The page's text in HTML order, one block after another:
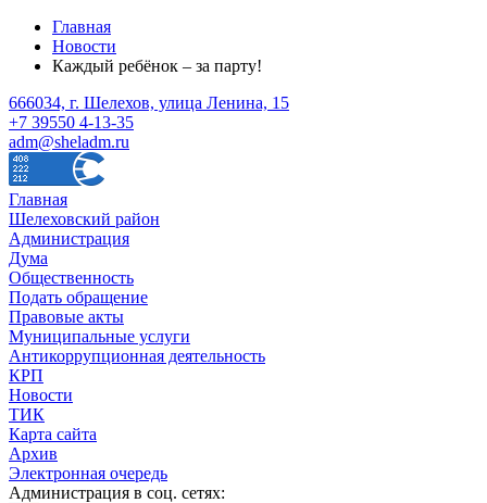
Главная
Новости
Каждый ребёнок – за парту!
666034, г. Шелехов, улица Ленина, 15
+7 39550 4-13-35
adm@sheladm.ru
Главная
Шелеховский район
Администрация
Дума
Общественность
Подать обращение
Правовые акты
Муниципальные услуги
Антикоррупционная деятельность
КРП
Новости
ТИК
Карта сайта
Архив
Электронная очередь
Администрация в соц. сетях: